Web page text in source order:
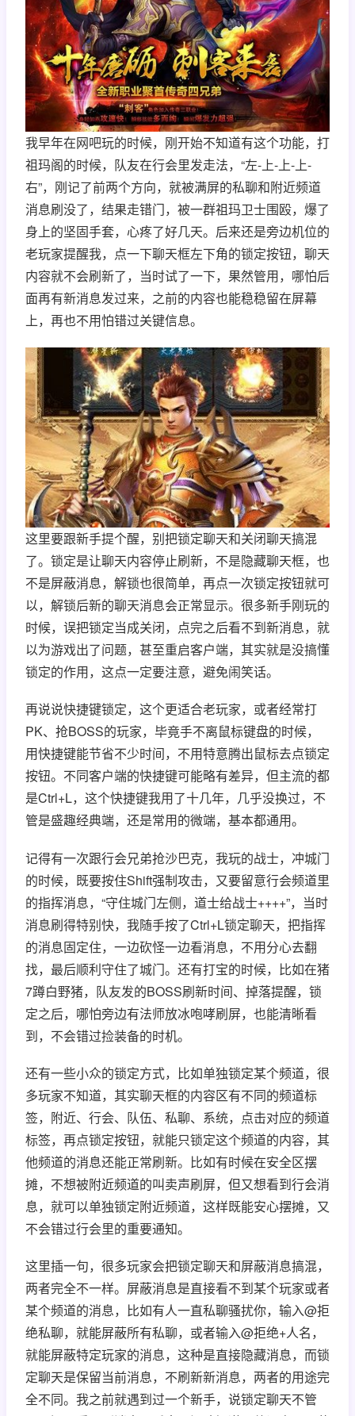
我早年在网吧玩的时候，刚开始不知道有这个功能，打
祖玛阁的时候，队友在行会里发走法，“左-上-上-上-
右”，刚记了前两个方向，就被满屏的私聊和附近频道
消息刷没了，结果走错门，被一群祖玛卫士围殴，爆了
身上的坚固手套，心疼了好几天。后来还是旁边机位的
老玩家提醒我，点一下聊天框左下角的锁定按钮，聊天
内容就不会刷新了，当时试了一下，果然管用，哪怕后
面再有新消息发过来，之前的内容也能稳稳留在屏幕
上，再也不用怕错过关键信息。
这里要跟新手提个醒，别把锁定聊天和关闭聊天搞混
了。锁定是让聊天内容停止刷新，不是隐藏聊天框，也
不是屏蔽消息，解锁也很简单，再点一次锁定按钮就可
以，解锁后新的聊天消息会正常显示。很多新手刚玩的
时候，误把锁定当成关闭，点完之后看不到新消息，就
以为游戏出了问题，甚至重启客户端，其实就是没搞懂
锁定的作用，这点一定要注意，避免闹笑话。
再说说快捷键锁定，这个更适合老玩家，或者经常打
PK、抢BOSS的玩家，毕竟手不离鼠标键盘的时候，
用快捷键能节省不少时间，不用特意腾出鼠标去点锁定
按钮。不同客户端的快捷键可能略有差异，但主流的都
是Ctrl+L，这个快捷键我用了十几年，几乎没换过，不
管是盛趣经典端，还是常用的微端，基本都通用。
记得有一次跟行会兄弟抢沙巴克，我玩的战士，冲城门
的时候，既要按住Shift强制攻击，又要留意行会频道里
的指挥消息，“守住城门左侧，道士给战士++++”，当时
消息刷得特别快，我随手按了Ctrl+L锁定聊天，把指挥
的消息固定住，一边砍怪一边看消息，不用分心去翻
找，最后顺利守住了城门。还有打宝的时候，比如在猪
7蹲白野猪，队友发的BOSS刷新时间、掉落提醒，锁
定之后，哪怕旁边有法师放冰咆哮刷屏，也能清晰看
到，不会错过捡装备的时机。
还有一些小众的锁定方式，比如单独锁定某个频道，很
多玩家不知道，其实聊天框的内容区有不同的频道标
签，附近、行会、队伍、私聊、系统，点击对应的频道
标签，再点锁定按钮，就能只锁定这个频道的内容，其
他频道的消息还能正常刷新。比如有时候在安全区摆
摊，不想被附近频道的叫卖声刷屏，但又想看到行会消
息，就可以单独锁定附近频道，这样既能安心摆摊，又
不会错过行会里的重要通知。
这里插一句，很多玩家会把锁定聊天和屏蔽消息搞混，
两者完全不一样。屏蔽消息是直接看不到某个玩家或者
某个频道的消息，比如有人一直私聊骚扰你，输入@拒
绝私聊，就能屏蔽所有私聊，或者输入@拒绝+人名，
就能屏蔽特定玩家的消息，这种是直接隐藏消息，而锁
定聊天是保留当前消息，不刷新新消息，两者的用途完
全不同。我之前就遇到过一个新手，说锁定聊天不管